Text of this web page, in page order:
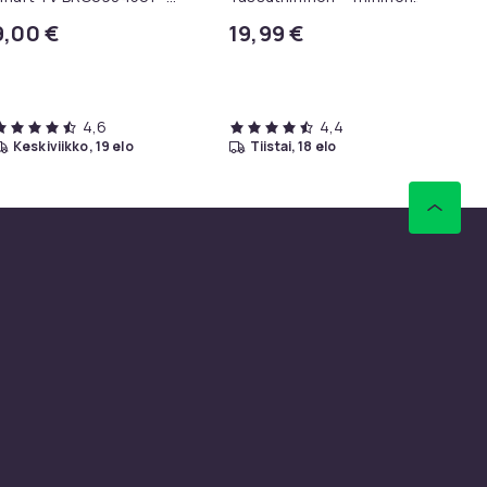
€
4,6
keskiviikko, 19 elo
19,99 €
4,4
tiistai, 18 elo